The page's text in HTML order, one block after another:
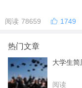
阅读 78659 1749
热门文章
大学生
阅读